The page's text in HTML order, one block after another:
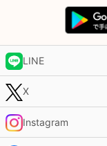
LINE
X
Instagram